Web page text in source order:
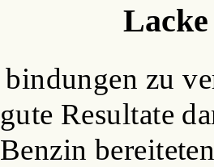
bindungen zu
gute Resultate
Benzin